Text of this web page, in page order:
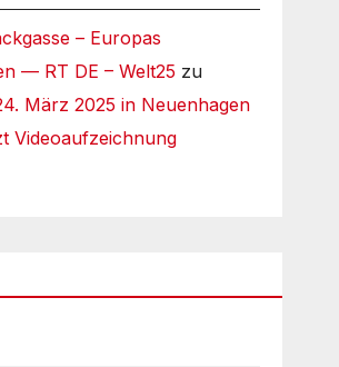
– Europas
— RT DE – Welt25 zu
März 2025 in Neuenhagen
Videoaufzeichnung